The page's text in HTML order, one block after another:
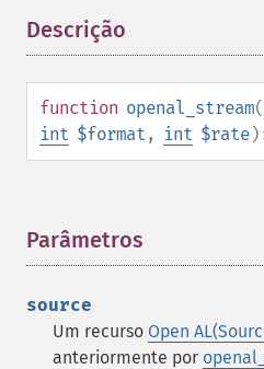
Descrição
function openal_stream(
int $format , int $rate
Parâmetros
source
Um recurso Open
anteriormente por